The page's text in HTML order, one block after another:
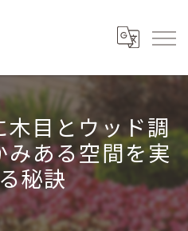
木目とウッド調
みある空間を実
秘訣